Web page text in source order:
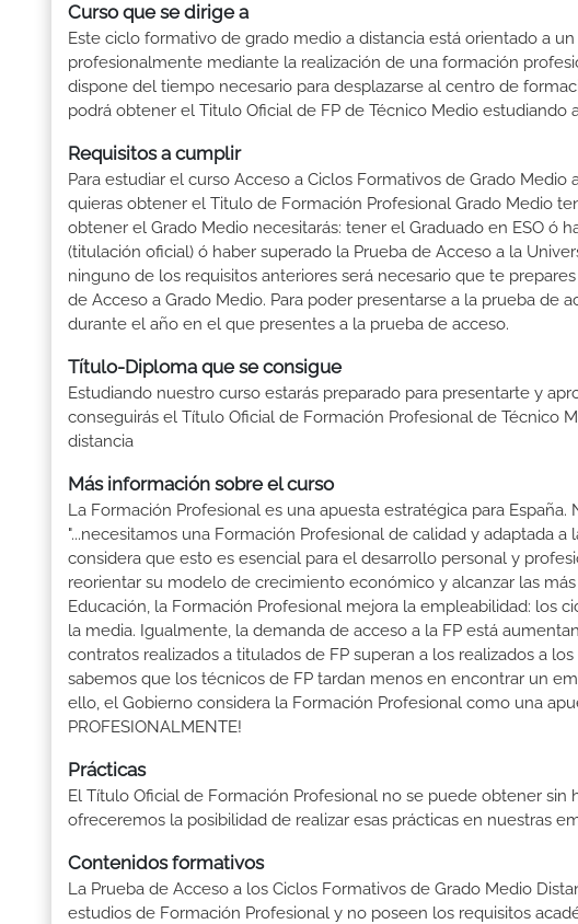
Curso que se dirige a
Este ciclo formativo de grado medio a distancia está orientado a
profesionalmente mediante la realización de una formación
dispone del tiempo necesario para desplazarse al centro de
podrá obtener el Titulo Oficial de FP de Técnico Medio
Requisitos a cumplir
Para estudiar el curso Acceso a Ciclos Formativos de Grado
quieras obtener el Titulo de Formación Profesional Grado Medio
obtener el Grado Medio necesitarás: tener el Graduado en ESO ó
(titulación oficial) ó haber superado la Prueba de Acceso a la
ninguno de los requisitos anteriores será necesario que te
de Acceso a Grado Medio. Para poder presentarse a la prueba de
durante el año en el que presentes a la prueba de acceso.
Título-Diploma que se consigue
Estudiando nuestro curso estarás preparado para presentarte y
conseguirás el Título Oficial de Formación Profesional de Técnico
distancia
Más información sobre el curso
La Formación Profesional es una apuesta estratégica para
"...necesitamos una Formación Profesional de calidad y adaptada
considera que esto es esencial para el desarrollo personal y
reorientar su modelo de crecimiento económico y alcanzar las
Educación, la Formación Profesional mejora la empleabilidad: los
la media. Igualmente, la demanda de acceso a la FP está
contratos realizados a titulados de FP superan a los realizados a
sabemos que los técnicos de FP tardan menos en encontrar un
ello, el Gobierno considera la Formación Profesional como una
PROFESIONALMENTE!
Prácticas
El Título Oficial de Formación Profesional no se puede obtener sin
ofreceremos la posibilidad de realizar esas prácticas en nuestras
Contenidos formativos
La Prueba de Acceso a los Ciclos Formativos de Grado Medio
estudios de Formación Profesional y no poseen los requisitos